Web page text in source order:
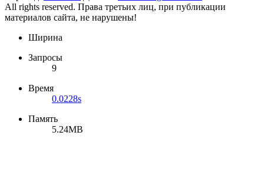
All rights reserved. Права третьих лиц, при публикации
материалов сайта, не нарушены!
Ширина
Запросы
9
Время
0.0228s
Память
5.24MB